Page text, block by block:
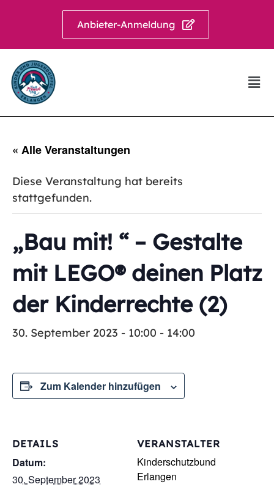
Anbieter-Anmeldung
« Alle Veranstaltungen
Diese Veranstaltung hat bereits
stattgefunden.
„Bau mit! “ – Gestalte
mit LEGO® deinen Platz
der Kinderrechte (2)
30. September 2023 - 10:00 - 14:00
Zum Kalender hinzufügen
DETAILS
Datum:
30. September 2023
VERANSTALTER
Kinderschutzbund
Erlangen